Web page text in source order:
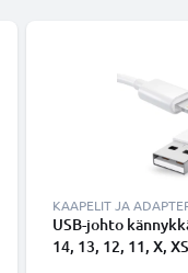
KAAPELIT JA
USB-johto
14, 13, 12, 11, X,